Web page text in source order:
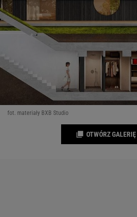
fot. materiały BXB Studio
OTWÓRZ GALERIĘ